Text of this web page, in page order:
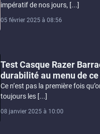
impératif de nos jours, [...]
05 février 2025 à 08:56
Test Casque Razer
durabilité au menu de
Ce n’est pas la première fois
toujours les [...]
08 janvier 2025 à 10:00